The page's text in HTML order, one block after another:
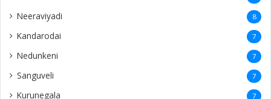
Neeraviyadi 8
Kandarodai 7
Nedunkeni 7
Sanguveli 7
Kurunegala 7